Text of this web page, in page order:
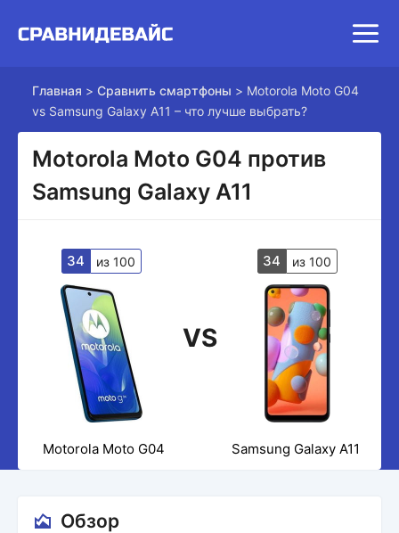
Главная > Сравнить смартфоны > Motorola Moto G04
vs Samsung Galaxy A11 – что лучше выбрать?
Motorola Moto G04 против
Samsung Galaxy A11
34 из 100
VS
34 из 100
Motorola Moto G04 Samsung Galaxy A11
Обзор